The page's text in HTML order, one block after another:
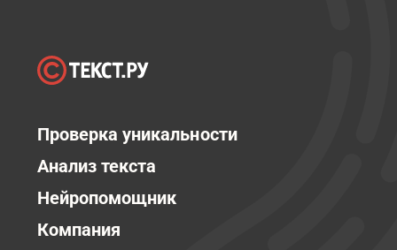
Проверка уникальности
Анализ текста
Нейропомощник
Компания